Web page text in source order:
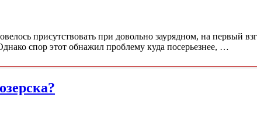
присутствовать при довольно заурядном, на первый
спор этот обнажил проблему куда посерьезнее, …